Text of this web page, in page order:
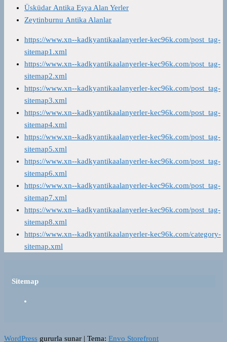
Üsküdar Antika Eşya Alan Yerler
Zeytinburnu Antika Alanlar
https://www.xn--kadkyantikaalanyerler-kec96k.com/post_tag-
sitemap1.xml
https://www.xn--kadkyantikaalanyerler-kec96k.com/post_tag-
sitemap2.xml
https://www.xn--kadkyantikaalanyerler-kec96k.com/post_tag-
sitemap3.xml
https://www.xn--kadkyantikaalanyerler-kec96k.com/post_tag-
sitemap4.xml
https://www.xn--kadkyantikaalanyerler-kec96k.com/post_tag-
sitemap5.xml
https://www.xn--kadkyantikaalanyerler-kec96k.com/post_tag-
sitemap6.xml
https://www.xn--kadkyantikaalanyerler-kec96k.com/post_tag-
sitemap7.xml
https://www.xn--kadkyantikaalanyerler-kec96k.com/post_tag-
sitemap8.xml
https://www.xn--kadkyantikaalanyerler-kec96k.com/category-
sitemap.xml
Sitemap
WordPress gururla sunar | Tema: Envo Storefront